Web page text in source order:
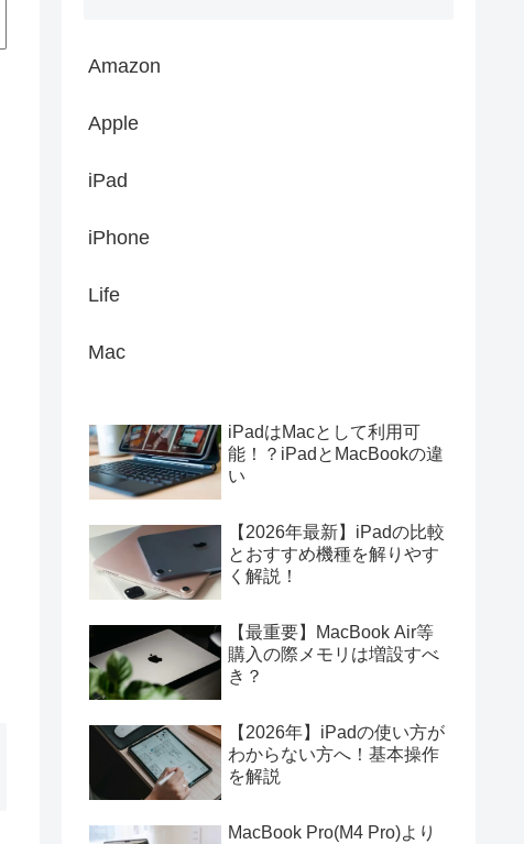
Amazon
Apple
iPad
iPhone
Life
Mac
iPadはMacとして利用可
能！？iPadとMacBookの違
い
【2026年最新】iPadの比較
とおすすめ機種を解りやす
く解説！
【最重要】MacBook Air等
購入の際メモリは増設すべ
き？
【2026年】iPadの使い方が
わからない方へ！基本操作
を解説
MacBook Pro(M4 Pro)より